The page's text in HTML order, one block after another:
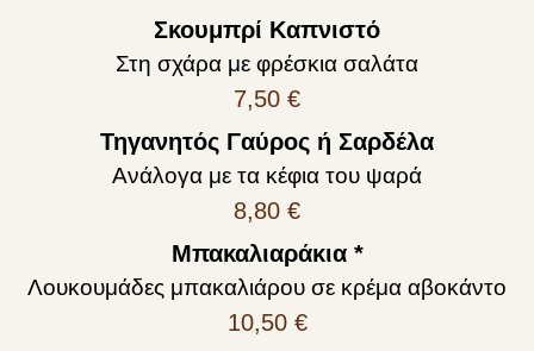
Σκουμπρί Kαπνιστό
Στη σχάρα με φρέσκια σαλάτα
7,50 €
Τηγανητός Γαύρος ή Σαρδέλα
Ανάλογα με τα κέφια του ψαρά
8,80 €
Μπακαλιαράκια *
Λουκουμάδες μπακαλιάρου σε κρέμα αβοκάντο
10,50 €